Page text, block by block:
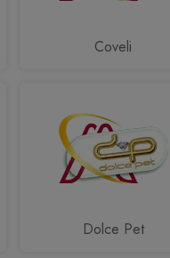
Coveli
Dolce Pet